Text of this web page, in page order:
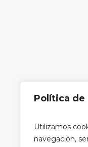
Política de
Utilizamos
navegación,